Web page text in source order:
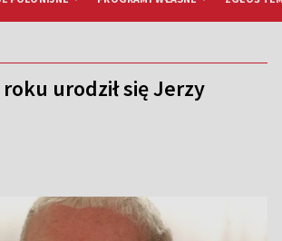
roku urodził się Jerzy